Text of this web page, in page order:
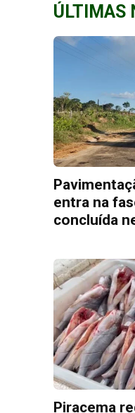
ÚLTIMAS
entra na
concluída
Piracema